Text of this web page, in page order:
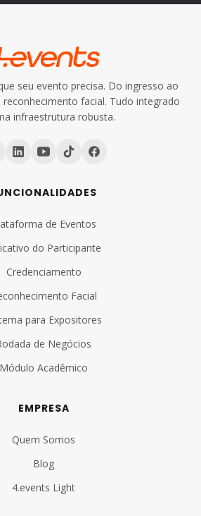
seu evento precisa. Do ingresso ao
reconhecimento facial. Tudo integrado
infraestrutura robusta.
de Eventos
do Participante
Credenciamento
Facial
para Expositores
de Negócios
Módulo Acadêmico
EMPRESA
Quem Somos
Blog
4.events Light